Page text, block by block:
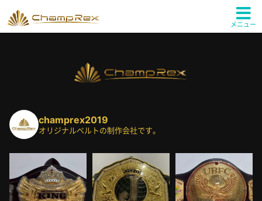
メニュー
champrex2019
オリジナルベルトの制作会社です。